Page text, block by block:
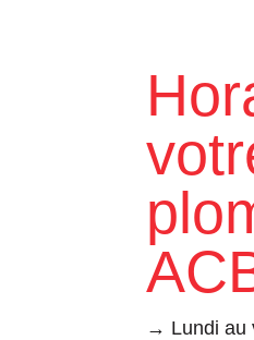
→ Lundi au